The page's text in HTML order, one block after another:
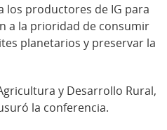
los productores de IG para
a la prioridad de consumir
planetarios y preservar la
y Desarrollo Rural,
la conferencia.